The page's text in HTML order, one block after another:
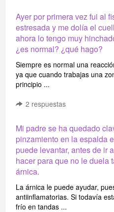
Ayer por primera vez fui al
estresada y me dolía el
ahora lo tengo muy
¿es normal? ¿qué hago?
Siempre es normal una
ya que cuando trabajas una
principio ...
2 respuestas
Mi padre se ha quedado
pinzamiento en la espalda
puede levantar, antes de ir
hacer para que no le duela
árnica.
La árnica le puede ayudar,
antiinflamatorias. Si todavía
frío en tandas ...